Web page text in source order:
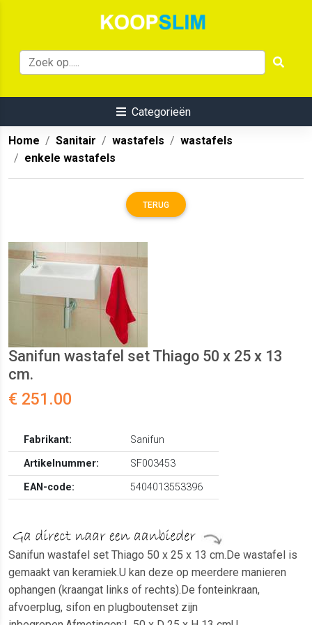
Categorieën
Home Sanitair wastafels
wastafels
enkele wastafels
TERUG
Sanifun wastafel set Thiago 50 x 25 x 13
cm.
€ 251.00
Fabrikant:
Sanifun
Artikelnummer:
SF003453
EAN-code:
5404013553396
Sanifun wastafel set Thiago 50 x 25 x 13 cm.De wastafel is
gemaakt van keramiek.U kan deze op meerdere manieren
ophangen (kraangat links of rechts).De fonteinkraan,
afvoerplug, sifon en plugboutenset zijn